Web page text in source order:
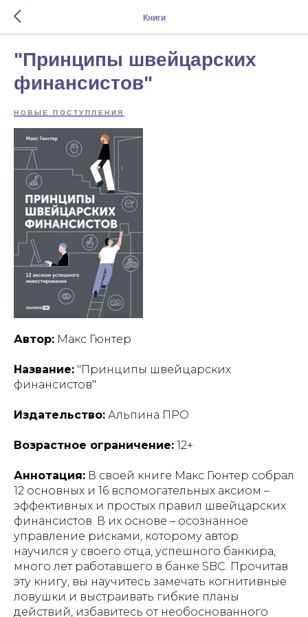
Книги
"Принципы швейцарских
финансистов"
НОВЫЕ ПОСТУПЛЕНИЯ
Автор: Макс Гюнтер
Название: "Принципы швейцарских
финансистов"
Издательство: Альпина ПРО
Возрастное ограничение: 12+
Аннотация: В своей книге Макс Гюнтер собрал
12 основных и 16 вспомогательных аксиом –
эффективных и простых правил швейцарских
финансистов. В их основе – осознанное
управление рисками, которому автор
научился у своего отца, успешного банкира,
много лет работавшего в банке SBC. Прочитав
эту книгу, вы научитесь замечать когнитивные
ловушки и выстраивать гибкие планы
действий, избавитесь от необоснованного